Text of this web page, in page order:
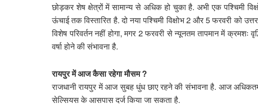
छोड़कर शेष क्षेत्रों में सामान्य से अधिक हो चुका है. अभी एक पश्चिमी
ऊंचाई तक विस्तारित है. दो नया पश्चिमी विक्षोभ 2 और 5 फरवरी को
विशेष परिवर्तन नहीं होगा, मगर 2 फरवरी से न्यूनतम तापमान में क्रमशः
वर्षा होने की संभावना है.
रायपुर में आज कैसा रहेगा मौसम ?
राजधानी रायपुर में आज सुबह धुंध छाए रहने की संभावना है. आज
सेल्सियस के आसपास दर्ज किया जा सकता है.